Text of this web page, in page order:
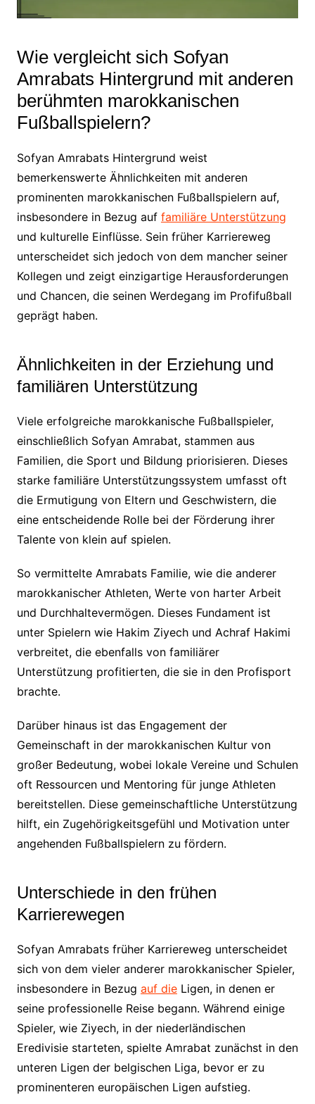
Wie vergleicht sich Sofyan
Amrabats Hintergrund mit anderen
berühmten marokkanischen
Fußballspielern?
Sofyan Amrabats Hintergrund weist
bemerkenswerte Ähnlichkeiten mit anderen
prominenten marokkanischen Fußballspielern auf,
insbesondere in Bezug auf familiäre Unterstützung
und kulturelle Einflüsse. Sein früher Karriereweg
unterscheidet sich jedoch von dem mancher seiner
Kollegen und zeigt einzigartige Herausforderungen
und Chancen, die seinen Werdegang im Profifußball
geprägt haben.
Ähnlichkeiten in der Erziehung und
familiären Unterstützung
Viele erfolgreiche marokkanische Fußballspieler,
einschließlich Sofyan Amrabat, stammen aus
Familien, die Sport und Bildung priorisieren. Dieses
starke familiäre Unterstützungssystem umfasst oft
die Ermutigung von Eltern und Geschwistern, die
eine entscheidende Rolle bei der Förderung ihrer
Talente von klein auf spielen.
So vermittelte Amrabats Familie, wie die anderer
marokkanischer Athleten, Werte von harter Arbeit
und Durchhaltevermögen. Dieses Fundament ist
unter Spielern wie Hakim Ziyech und Achraf Hakimi
verbreitet, die ebenfalls von familiärer
Unterstützung profitierten, die sie in den Profisport
brachte.
Darüber hinaus ist das Engagement der
Gemeinschaft in der marokkanischen Kultur von
großer Bedeutung, wobei lokale Vereine und Schulen
oft Ressourcen und Mentoring für junge Athleten
bereitstellen. Diese gemeinschaftliche Unterstützung
hilft, ein Zugehörigkeitsgefühl und Motivation unter
angehenden Fußballspielern zu fördern.
Unterschiede in den frühen
Karrierewegen
Sofyan Amrabats früher Karriereweg unterscheidet
sich von dem vieler anderer marokkanischer Spieler,
insbesondere in Bezug auf dieLigen, in denen er
seine professionelle Reise begann. Während einige
Spieler, wie Ziyech, in der niederländischen
Eredivisie starteten, spielte Amrabat zunächst in den
unteren Ligen der belgischen Liga, bevor er zu
prominenteren europäischen Ligen aufstieg.